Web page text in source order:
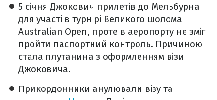
5 січня Джокович прилетів до Мельбурна
для участі в турнірі Великого шолома
Australian Open, проте в аеропорту не зміг
пройти паспортний контроль. Причиною
стала плутанина з оформленням візи
Джоковича.
Прикордонники анулювали візу та